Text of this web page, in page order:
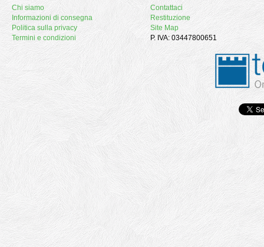
Chi siamo
Informazioni di consegna
Politica sulla privacy
Termini e condizioni
Contattaci
Restituzione
Site Map
P. IVA: 03447800651